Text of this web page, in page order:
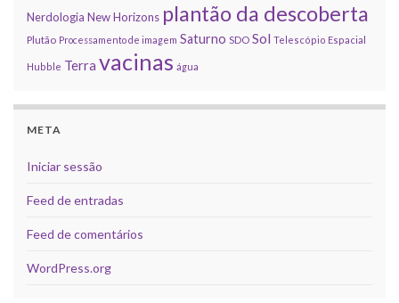
Nerdologia New Horizons plantão da descoberta
Plutão Processamento de imagem Saturno SDO Sol Telescópio Espacial
Hubble Terra vacinas água
META
Iniciar sessão
Feed de entradas
Feed de comentários
WordPress.org